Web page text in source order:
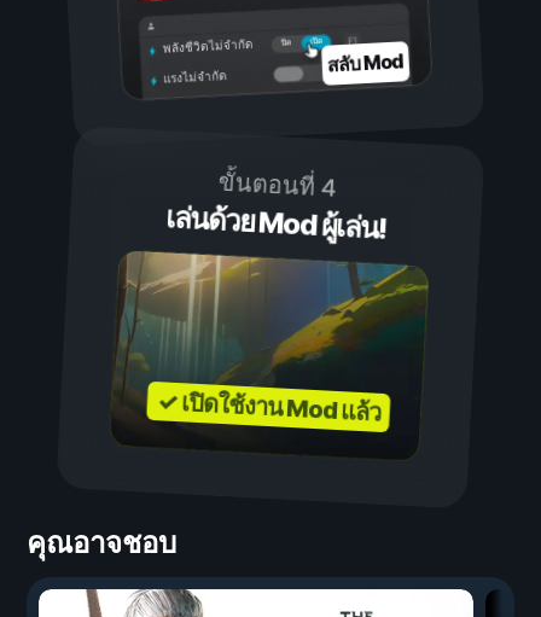
เปิด
ปิด
พลังชีวิตไม่จำกัด
แรงไม่จำกัด สลับ Mod
ขั้นตอนที่ 4
เล่นด้วย Mod ผู้เล่น!
✓ เปิดใช้งาน Mod แล้ว
คุณอาจชอบ